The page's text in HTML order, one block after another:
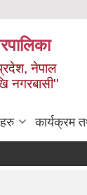
नेपाल
नगरबासी''
कार्यक्रम